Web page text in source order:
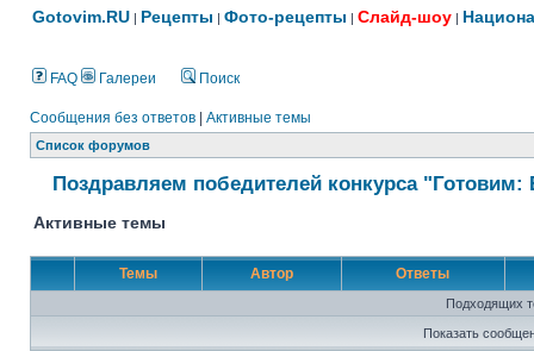
Gotovim.RU | Рецепты | Фото-рецепты | Слайд-шоу |
FAQ Галереи Поиск
Сообщения без ответов Активные темы
Список форумов
Поздравляем победителей конкурса
Активные темы
Темы Автор Ответы
Подходящих
Показать